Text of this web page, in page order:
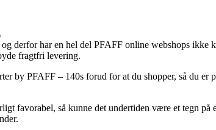
derfor har en hel del PFAFF online webshops ikke
fragtfri levering.
PFAFF – 140s forud for at du shopper, så du er
favorabel, så kunne det undertiden være et tegn